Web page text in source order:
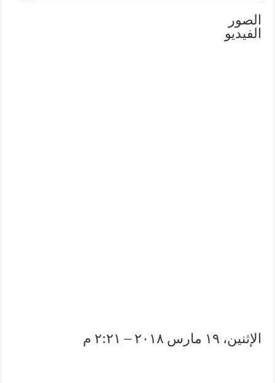
الصور
الفيديو
الإثنين، ١٩ مارس ٢٠١٨ – ٢:٢١ م